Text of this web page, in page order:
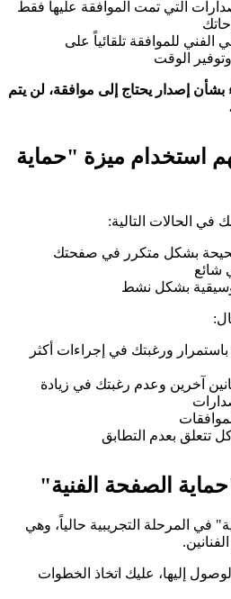
التي تمت الموافقة عليها فقط
الفني للموافقة تلقائياً على
الوقت
إصدار يحتاج إلى موافقة، لن يتم
استخدام ميزة "حماية
في الحالات التالية:
بشكل متكرر في صفحتك
شائع
بشكل نشط
ورغبتك في إجراءات أكثر
آخرين وعدم رغبتك في زيادة
تتعلق بعدم التطابق
الصفحة الفنية"
في المرحلة التجريبية حالياً، وهي
إليها، عليك اتخاذ الخطوات